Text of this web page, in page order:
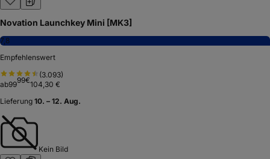
Novation Launchkey Mini [MK3]
7,8
Empfehlenswert
(3.093)
ab9999€104,30 €
Lieferung 10. – 12. Aug.
Kein Bild